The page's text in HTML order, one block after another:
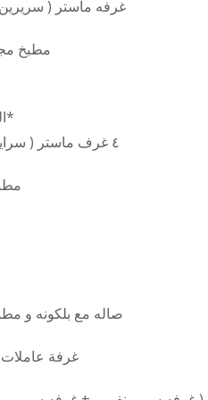
غرفه ماستر (
مطبخ
*الدور الاول*
٤ غرف ماستر ( سراير بونفرين )
صاله مع بلكونه و
غرفة عاملات مع ٤